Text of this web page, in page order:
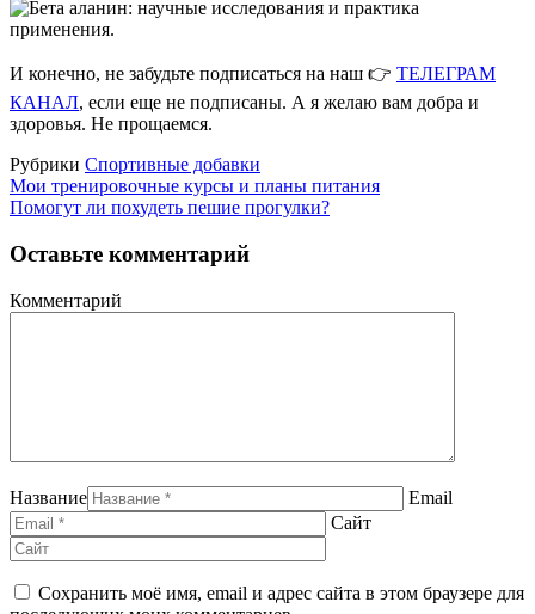
И конечно, не забудьте подписаться на наш 👉 ТЕЛЕГРАМ
КАНАЛ, если еще не подписаны. А я желаю вам добра и
здоровья. Не прощаемся.
Рубрики Спортивные добавки
Мои тренировочные курсы и планы питания
Помогут ли похудеть пешие прогулки?
Оставьте комментарий
Комментарий
Название
Email
Сайт
Сохранить моё имя, email и адрес сайта в этом браузере для